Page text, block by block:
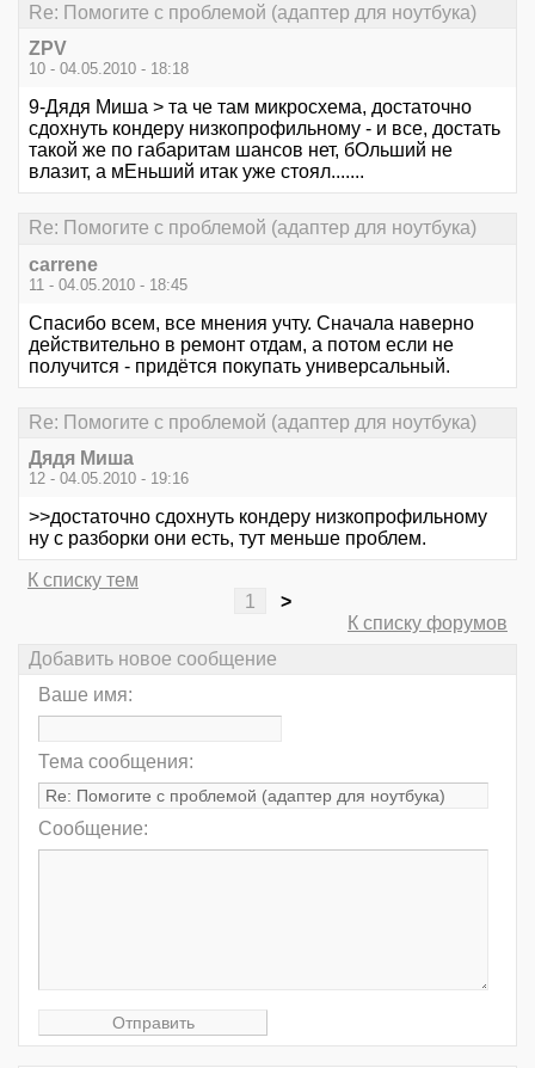
Re: Помогите с проблемой (адаптер для ноутбука)
ZPV
10 - 04.05.2010 - 18:18
9-Дядя Миша > та че там микросхема, достаточно
сдохнуть кондеру низкопрофильному - и все, достать
такой же по габаритам шансов нет, бОльший не
влазит, а мЕньший итак уже стоял.......
Re: Помогите с проблемой (адаптер для ноутбука)
carrene
11 - 04.05.2010 - 18:45
Спасибо всем, все мнения учту. Сначала наверно
действительно в ремонт отдам, а потом если не
получится - придётся покупать универсальный.
Re: Помогите с проблемой (адаптер для ноутбука)
Дядя Миша
12 - 04.05.2010 - 19:16
>>достаточно сдохнуть кондеру низкопрофильному
ну с разборки они есть, тут меньше проблем.
К списку тем
1
>
К списку форумов
Добавить новое сообщение
Ваше имя:
Тема сообщения:
Сообщение: